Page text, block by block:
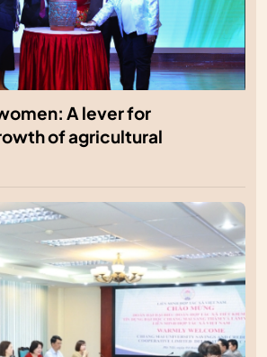
A lever for
of agricultural